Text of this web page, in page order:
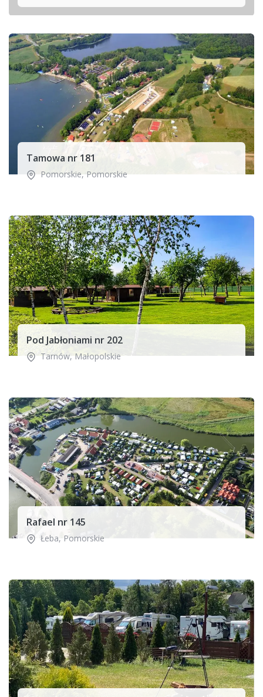
Tamowa nr 181
Pomorskie,Pomorskie
Pod Jabłoniami nr 202
Tarnów,Małopolskie
Rafael nr 145
Łeba, Pomorskie